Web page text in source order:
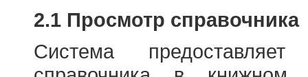
2.1 Просмотр справочника
Система